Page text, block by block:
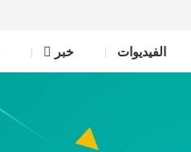
خبر الفيديوات